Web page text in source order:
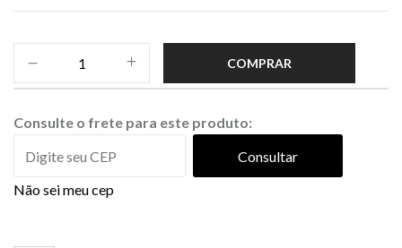
COMPRAR
Consulte o frete para este produto:
Consultar
Não sei meu cep